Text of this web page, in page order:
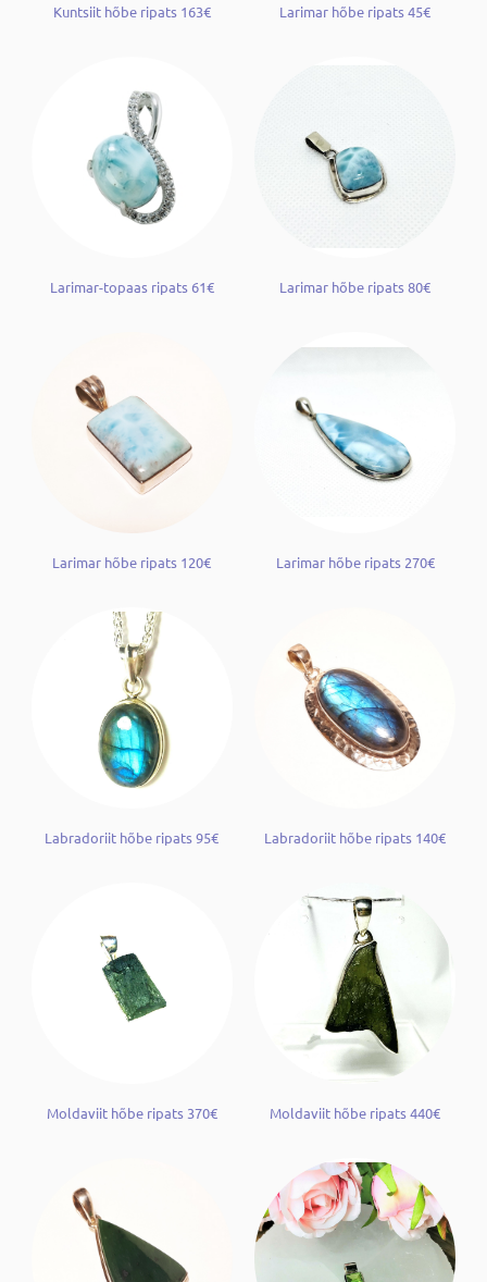
Kuntsiit hõbe ripats 163€ Larimar hõbe ripats 45€
Larimar-topaas ripats 61€ Larimar hõbe ripats 80€
Larimar hõbe ripats 120€ Larimar hõbe ripats 270€
Labradoriit hõbe ripats 95€ Labradoriit hõbe ripats 140€
Moldaviit hõbe ripats 370€ Moldaviit hõbe ripats 440€